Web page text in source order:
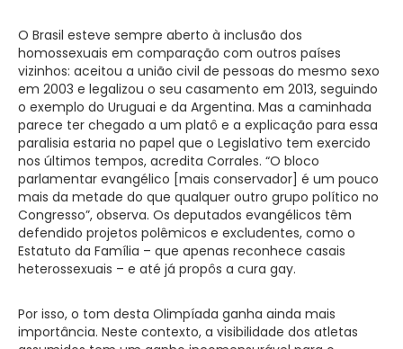
O Brasil esteve sempre aberto à inclusão dos
homossexuais em comparação com outros países
vizinhos: aceitou a união civil de pessoas do mesmo sexo
em 2003 e legalizou o seu casamento em 2013, seguindo
o exemplo do Uruguai e da Argentina. Mas a caminhada
parece ter chegado a um platô e a explicação para essa
paralisia estaria no papel que o Legislativo tem exercido
nos últimos tempos, acredita Corrales. “O bloco
parlamentar evangélico [mais conservador] é um pouco
mais da metade do que qualquer outro grupo político no
Congresso”, observa. Os deputados evangélicos têm
defendido projetos polêmicos e excludentes, como o
Estatuto da Família – que apenas reconhece casais
heterossexuais – e até já propôs a cura gay.
Por isso, o tom desta Olimpíada ganha ainda mais
importância. Neste contexto, a visibilidade dos atletas